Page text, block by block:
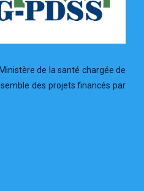
de la santé chargée de
des projets financés par